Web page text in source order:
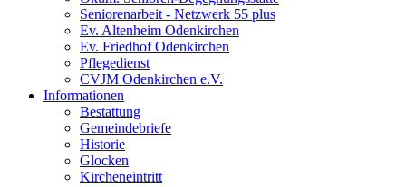
Seniorenarbeit - Netzwerk 55 plus
Ev. Altenheim Odenkirchen
Ev. Friedhof Odenkirchen
Pflegedienst
CVJM Odenkirchen e.V.
Informationen
Bestattung
Gemeindebriefe
Historie
Glocken
Kircheneintritt